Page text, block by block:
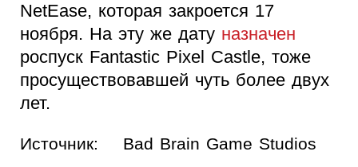
NetEase, которая закроется 17
ноября. На эту же дату назначен
роспуск Fantastic Pixel Castle, тоже
просуществовавшей чуть более двух
лет.
Источник: Bad Brain Game Studios